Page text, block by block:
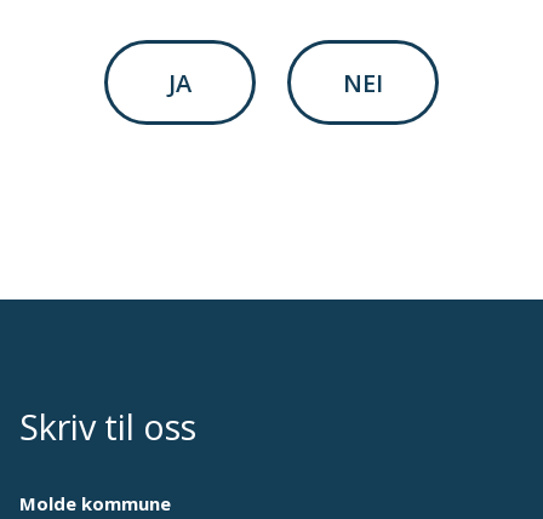
JA NEI
Skriv til oss
Molde kommune